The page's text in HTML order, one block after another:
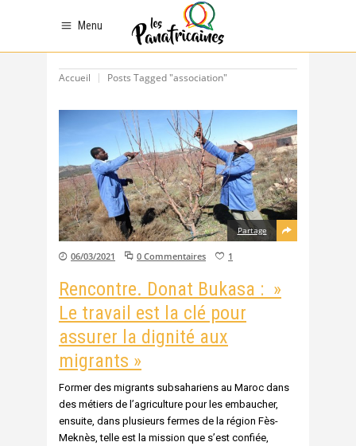
Menu
Accueil Posts Tagged "association"
Partage
06/03/2021 0 Commentaires 1
Rencontre. Donat Bukasa : »
Le travail est la clé pour
assurer la dignité aux
migrants »
Former des migrants subsahariens au Maroc dans
des métiers de l’agriculture pour les embaucher,
ensuite, dans plusieurs fermes de la région Fès-
Meknès, telle est la mission que s’est confiée,